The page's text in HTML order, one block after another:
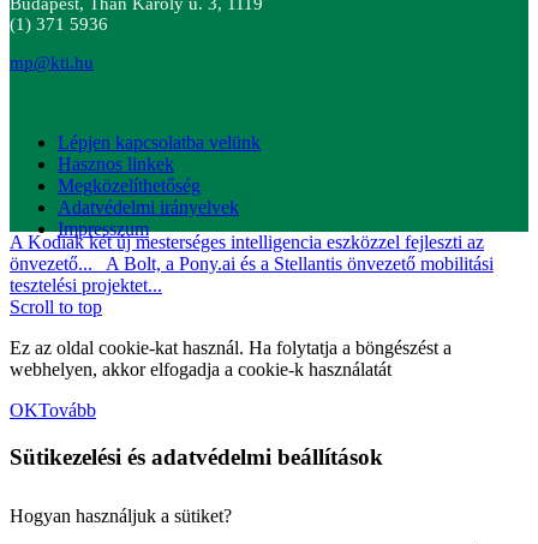
(1) 371 5936
mp@kti.hu
Lépjen kapcsolatba velünk
Hasznos linkek
Megközelíthetőség
Adatvédelmi irányelvek
Impresszum
A Kodiak két új mesterséges intelligencia eszközzel fejleszti az
önvezető...
A Bolt, a Pony.ai és a Stellantis önvezető mobilitási
tesztelési projektet...
Scroll to top
Ez az oldal cookie-kat használ. Ha folytatja a böngészést a
webhelyen, akkor elfogadja a cookie-k használatát
OKTovább
Sütikezelési és adatvédelmi beállítások
Hogyan használjuk a sütiket?